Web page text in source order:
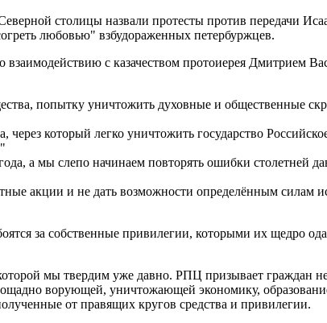
столицы назвали протесты против передачи
любовью" взбудораженных петербуржцев.
взаимодействию с казачеством протоиерея
попытку уничтожить духовные и общественные
который легко уничтожить государство
а мы слепо начинаем повторять ошибки столетней
акции и не дать возможности определённым силам
за собственные привилегии, которыми их щедро
мы твердим уже давно. РПЦ призывает граждан
ворующей, уничтожающей экономику,
от правящих кругов средства и привилегии.